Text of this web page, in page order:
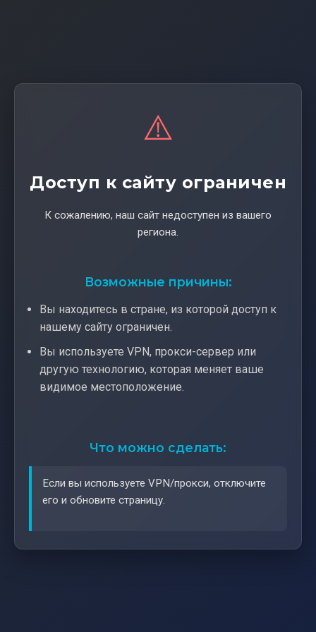
⚠️
Доступ к сайту ограничен
К сожалению, наш сайт недоступен из вашего
региона.
Возможные причины:
Вы находитесь в стране, из которой доступ к
нашему сайту ограничен.
Вы используете VPN, прокси-сервер или
другую технологию, которая меняет ваше
видимое местоположение.
Что можно сделать:
Если вы используете VPN/прокси, отключите
его и обновите страницу.